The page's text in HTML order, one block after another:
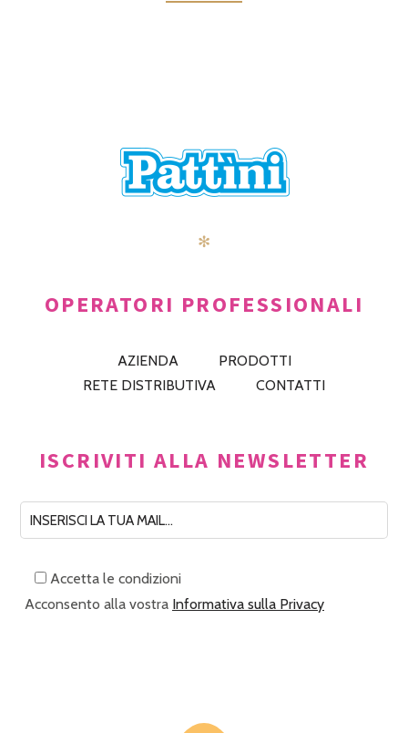
✻
OPERATORI PROFESSIONALI
AZIENDA
PRODOTTI
RETE DISTRIBUTIVA
CONTATTI
ISCRIVITI ALLA NEWSLETTER
Accetta le condizioni
Acconsento alla vostra Informativa sulla Privacy